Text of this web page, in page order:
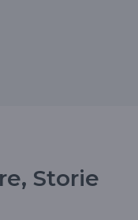
Storie